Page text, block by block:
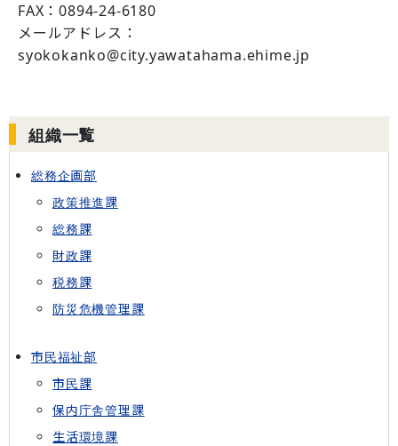
FAX：0894-24-6180
メールアドレス：
syokokanko@city.yawatahama.ehime.jp
組織一覧
総務企画部
政策推進課
総務課
財政課
税務課
防災危機管理課
市民福祉部
市民課
保内庁舎管理課
生活環境課